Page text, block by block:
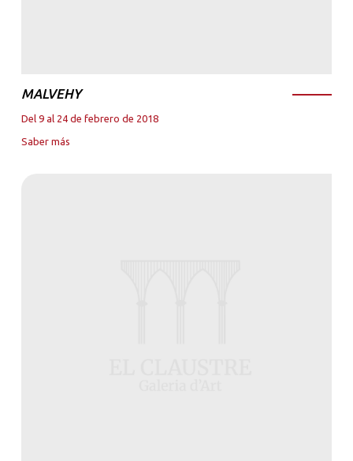
MALVEHY
Del 9 al 24 de febrero de 2018
Saber más